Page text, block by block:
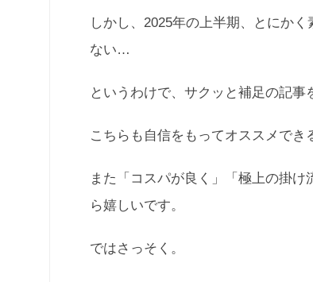
しかし、2025年の上半期、とにか
ない…
というわけで、サクッと補足の記事
こちらも自信をもってオススメで
また「コスパが良く」「極上の掛
ら嬉しいです。
ではさっそく。